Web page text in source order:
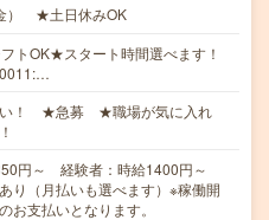
） ★土日休みOK
トOK★スタート時間選べます！
い！ ★急募 ★職場が気に入れ
円～ 経験者：時給1400円～
り（月払いも選べます）※稼働開
お支払いとなります。